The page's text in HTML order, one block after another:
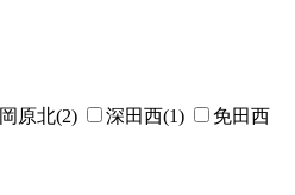
岡原北(2) 深田西(1)
免田西